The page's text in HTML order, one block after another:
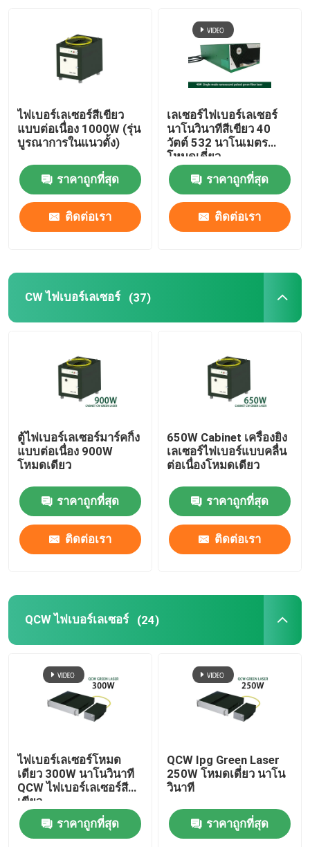
การแสดง VR
เกี่ยวกับเรา
ทัวร์โรงงาน
ควบคุมคุณภาพ
ติดต่อเรา
กรีนไฟเบอร์เลเซอร์
QCW ไฟเบอร์เลเซอร์
เลเซอร์ไฟเบอร์แบบพัลซิ่ง
ยูวีไฟเบอร์เลเซอร์
เครื่องกำจัดสิ่งกีดขวางด้วยเลเซอร์
เครื่องเชื่อมเลเซอร์แบบมือถือ
ไฟเบอร์เลเซอร์สีเขียว
แบบต่อเนื่อง 1000W (รุ่น
บูรณาการในแนวตั้ง)
ราคาถูกที่สุด
ติดต่อเรา
เลเซอร์ไฟเบอร์เลเซอร์
นาโนวินาทีสีเขียว 40
วัตต์ 532 นาโนเมตร
โหมดเดี่ยว
ราคาถูกที่สุด
ติดต่อเรา
CW ไฟเบอร์เลเซอร์ (37)
ตู้ไฟเบอร์เลเซอร์มาร์คกิ้ง
แบบต่อเนื่อง 900W
โหมดเดียว
ราคาถูกที่สุด
ติดต่อเรา
650W Cabinet เครื่องยิง
เลเซอร์ไฟเบอร์แบบคลื่น
ต่อเนื่องโหมดเดียว
ราคาถูกที่สุด
ติดต่อเรา
QCW ไฟเบอร์เลเซอร์ (24)
ไฟเบอร์เลเซอร์โหมด
เดียว 300W นาโนวินาที
QCW ไฟเบอร์เลเซอร์สี
เขียว
ราคาถูกที่สุด
QCW Ipg Green Laser
250W โหมดเดี่ยว นาโน
วินาที
ราคาถูกที่สุด